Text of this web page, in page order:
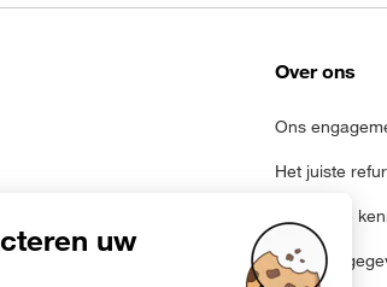
Over ons
Ons
Het juiste
Juridische